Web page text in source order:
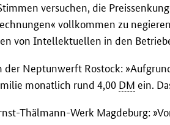
versuchen, die
vollkommen zu
von Intellektuellen in den
der Neptunwerft Rostock:
monatlich rund 4,00 DM ein.
Thälmann-Werk Magdeburg: